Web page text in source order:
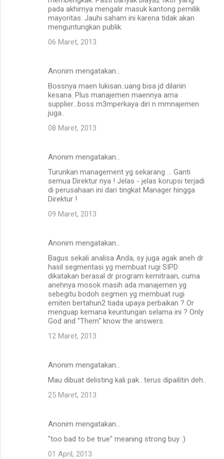
pada akhirnya mengalir masuk kantong pemilik
mayoritas. Jauhi saham ini karena tidak akan
menguntungkan publik.
06 Maret, 2013
Anonim mengatakan…
Bossnya maen lukisan..uang bisa jd dilariin
kesana. Plus manajemen maennya ama
supplier...boss m3mperkaya diri n mmnajemen
juga..
08 Maret, 2013
Anonim mengatakan…
Turunkan management yg sekarang ... Ganti
semua Direktur nya ! Jelas - jelas korupsi terjadi
di perusahaan ini dari tingkat Manager hingga
Direktur !
09 Maret, 2013
Anonim mengatakan…
Bagus sekali analisa Anda, sy juga agak aneh dr
hasil segmentasi yg membuat rugi SIPD
dikatakan berasal dr program kemitraan, cuma
anehnya mosok masih ada manajemen yg
sebegitu bodoh segmen yg membuat rugi
emiten bertahun2 tiada upaya perbaikan ? Or
menguap kemana keuntungan selama ini ? Only
God and "Them" know the answers.
12 Maret, 2013
Anonim mengatakan…
Mau dibuat delisting kali pak.. terus dipailitin deh..
25 Maret, 2013
Anonim mengatakan…
"too bad to be true" meaning strong buy :)
01 April, 2013